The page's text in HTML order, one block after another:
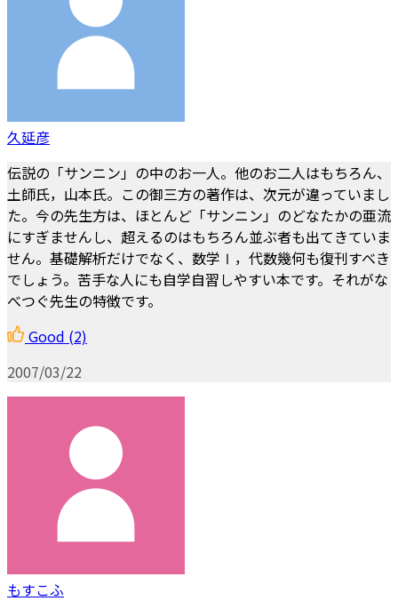
久延彦
伝説の「サンニン」の中のお一人。他のお二人はもちろん、
土師氏，山本氏。この御三方の著作は、次元が違っていまし
た。今の先生方は、ほとんど「サンニン」のどなたかの亜流
にすぎませんし、超えるのはもちろん並ぶ者も出てきていま
せん。基礎解析だけでなく、数学Ⅰ，代数幾何も復刊すべき
でしょう。苦手な人にも自学自習しやすい本です。それがな
べつぐ先生の特徴です。
Good (2)
2007/03/22
もすこふ